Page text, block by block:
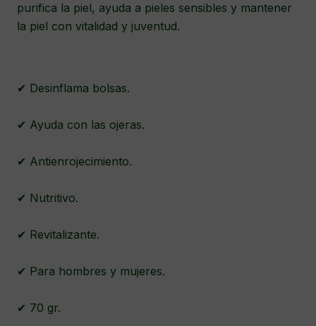
purifica la piel, ayuda a pieles sensibles y mantener
la piel con vitalidad y juventud.
✔ Desinflama bolsas.
✔ Ayuda con las ojeras.
✔ Antienrojecimiento.
✔ Nutritivo.
✔ Revitalizante.
✔ Para hombres y mujeres.
✔ 70 gr.